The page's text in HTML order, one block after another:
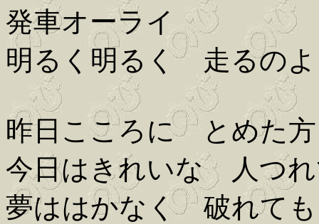
発車オーライ
明るく明るく 走るのよ
昨日こころに とめた方
今日はきれいな 人つ
夢ははかなく 破れても